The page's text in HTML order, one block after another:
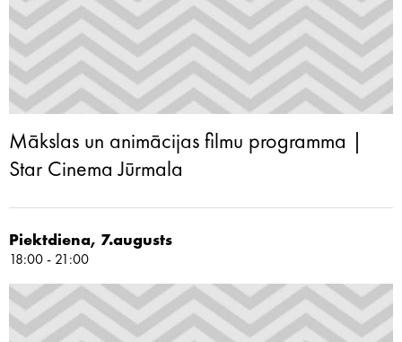
Mākslas un animācijas filmu programma |
Star Cinema Jūrmala
Piektdiena, 7.augusts
18:00 - 21:00